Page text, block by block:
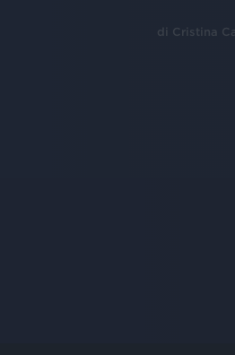
di Cristina